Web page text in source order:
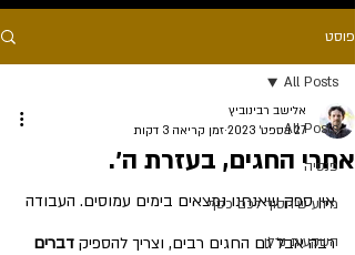
פוסט
All Posts
פנסיה
מידע שיחסוך לכם כסף
השקעות נדלן
All Posts
אחרי החגים, בעזרת ה׳.
אלישב רבינוביץ
27 בספט׳ 2023
זמן קריאה 3 דקות
אין ספק שאנחנו נמצאים בימים עמוסים. העבודה
רבה אבל גם החגים רבים, וצריך להספיק דברים